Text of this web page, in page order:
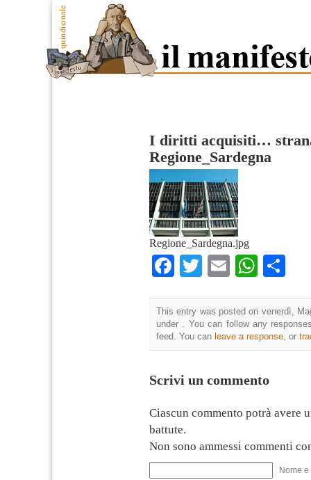
I diritti acquisiti…
Regione_Sardegna
Regione_Sardegna.jpg
Facebook
TwitterEmail
This entry was posted on venerdì,
under . You can follow any
feed. You can leave a response , or
Scrivi un commento
Ciascun commento potrà avere
battute.
Non sono ammessi commenti
Nome